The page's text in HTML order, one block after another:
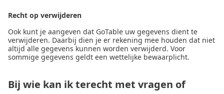
Recht op verwijderen
Ook kunt je aangeven dat GoTable uw gegevens dient te
verwijderen. Daarbij dien je er rekening mee houden dat niet
altijd alle gegevens kunnen worden verwijderd. Voor
sommige gegevens geldt een wettelijke bewaarplicht.
Bij wie kan ik terecht met vragen of